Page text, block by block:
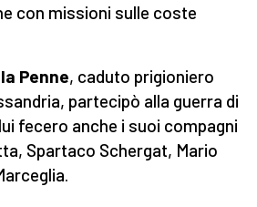
con missioni sulle coste
Penne, caduto prigioniero
partecipò alla guerra di
fecero anche i suoi compagni
Spartaco Schergat, Mario